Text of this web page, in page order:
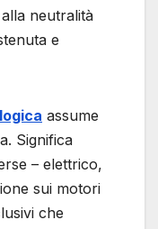
neutralità
e
assume
Significa
– elettrico,
sui motori
che